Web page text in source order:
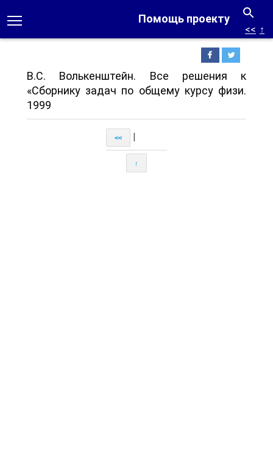
Помощь проекту
<< ↑
B.C. Волькенштейн. Все решения к
«Сборнику задач по общему курсу физи.
1999
<<
↑